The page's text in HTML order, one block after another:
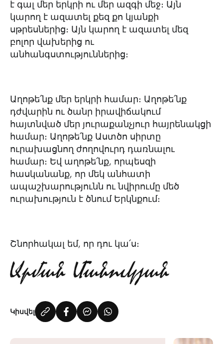
է գալ մեր երկրի ու մեր ազգի մեջ։ Այն
կարող է ազատել քեզ քո կյանքի
սթրեսներից։ Այն կարող է ազատել մեզ
բոլոր վախերից ու
անհանգստություններից։
Աղոթե՛նք մեր երկրի համար։ Աղոթե՛նք
դժվարին ու ծանր իրավիճակում
հայտնված մեր յուրաքանչյուր հայրենակցի
համար։ Աղոթե՛նք Աստծո սիրտը
ուրախացնող ժողովուրդ դառնալու
համար։ Եվ աղոթե՛նք, որպեսզի
հասկանանք, որ մեկ անհատի
ապաշխարությունն ու նվիրումը մեծ
ուրախություն է ծնում Երկնքում։
Շնորհակալ եմ, որ դու կա՛ս։
Կիսվել